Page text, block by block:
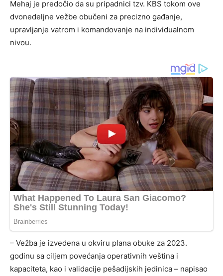
Mehaj je predočio da su pripadnici tzv. KBS tokom ove
dvonedeljne vežbe obučeni za precizno gađanje,
upravljanje vatrom i komandovanje na individualnom
nivou.
– Vežba je izvedena u okviru plana obuke za 2023.
godinu sa ciljem povećanja operativnih veština i
kapaciteta, kao i validacije pešadijskih jedinica – napisao